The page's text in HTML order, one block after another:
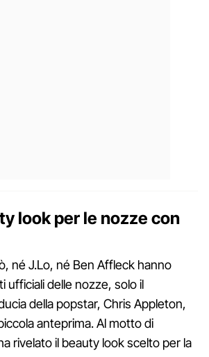
look per le nozze con
né J.Lo, né Ben Affleck hanno
ufficiali delle nozze, solo il
della popstar, Chris Appleton,
anteprima. Al motto di
rivelato il beauty look scelto per la